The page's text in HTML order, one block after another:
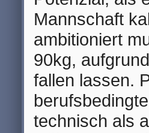
Mannschaft
ambitioniert
90kg,
fallen lassen.
technisch als